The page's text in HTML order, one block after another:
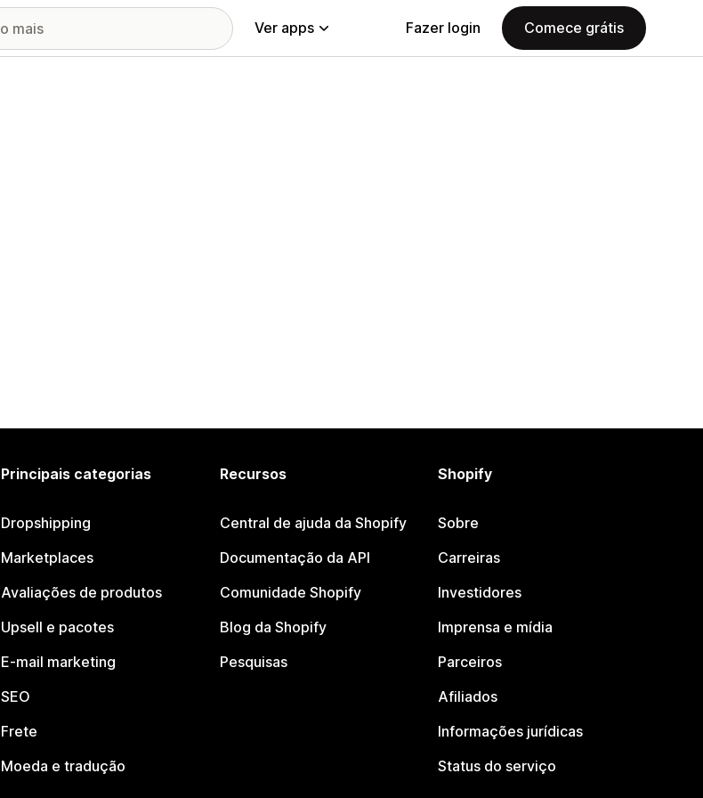
Ver apps Fazer login Comece grátis
Principais categorias
Dropshipping
Marketplaces
Avaliações de produtos
Upsell e pacotes
E-mail marketing
SEO
Frete
Moeda e tradução
Recursos
Central de ajuda da Shopify
Documentação da API
Comunidade Shopify
Blog da Shopify
Pesquisas
Shopify
Sobre
Carreiras
Investidores
Imprensa e mídia
Parceiros
Afiliados
Informações jurídicas
Status do serviço